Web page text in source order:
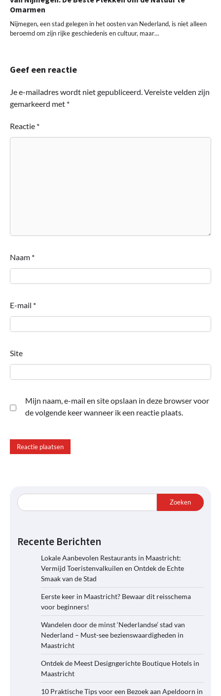
Omarmen
Nijmegen, een stad gelegen in het oosten van Nederland, is niet alleen
beroemd om zijn rijke geschiedenis en cultuur, maar…
Geef een reactie
Je e-mailadres wordt niet gepubliceerd.Vereiste velden zijn
gemarkeerd met *
Reactie *
Naam *
E-mail *
Site
Mijn naam, e-mail en site opslaan in deze browser voor
de volgende keer wanneer ik een reactie plaats.
Zoeken
Recente Berichten
Lokale Aanbevolen Restaurants in Maastricht:
Vermijd Toeristenvalkuilen en Ontdek de Echte
Smaak van de Stad
Eerste keer in Maastricht? Bewaar dit reisschema
voor beginners!
Wandelen door de minst ‘Nederlandse’ stad van
Nederland – Must-see bezienswaardigheden in
Maastricht
Ontdek de Meest Designgerichte Boutique Hotels in
Maastricht
10 Praktische Tips voor een Bezoek aan Apeldoorn in